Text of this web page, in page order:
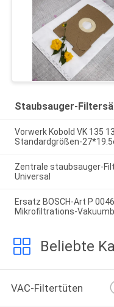
Staubsauger-
Vorwerk Kobold VK 135
Standardgrößen-
Zentrale staubsauger-
Universal
Ersatz BOSCH-Art P
Mikrofiltrations-
Beliebte
VAC-Filtertüten